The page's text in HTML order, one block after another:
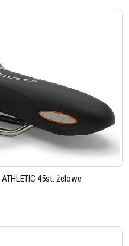
ATHLETIC 45st. żelowe